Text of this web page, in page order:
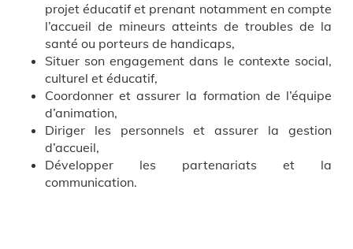
projet éducatif et prenant notamment en compte
l’accueil de mineurs atteints de troubles de la
santé ou porteurs de handicaps,
Situer son engagement dans le contexte social,
culturel et éducatif,
Coordonner et assurer la formation de l’équipe
d’animation,
Diriger les personnels et assurer la gestion
d’accueil,
Développer les partenariats et la
communication.